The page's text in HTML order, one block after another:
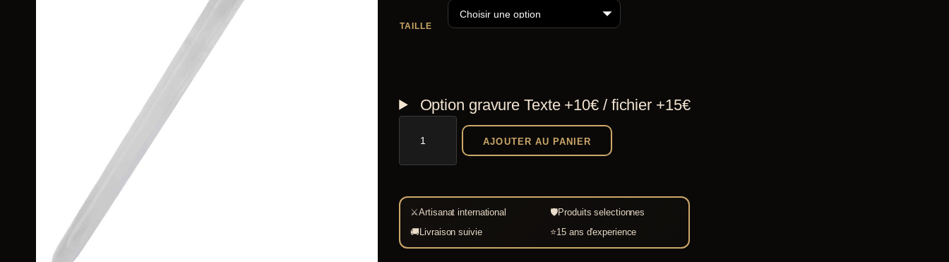
TAILLE
Option gravure Texte +10€ / fichier +15€
Épée
type
Petersen
H
AJOUTER AU PANIER
⚔Artisanat international 🛡Produits selectionnes
🚚Livraison suivie ⭐15 ans d'experience